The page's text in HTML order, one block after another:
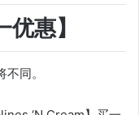
惠】
同。